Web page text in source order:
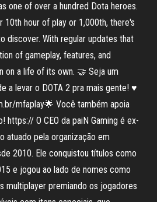
one of over a hundred Dota heroes.
10th hour of play or 1,000th, there's
discover. With regular updates that
of gameplay, features, and
on a life of its own. 🤝 Seja um
a levar o DOTA 2 pra mais gente! ♥
mfaplay🌟 Você também apoia
https:// O CEO da paiN Gaming é ex-
atuado pela organização em
2010. Ele conquistou títulos como
e jogou ao lado de nomes como
multiplayer premiando os jogadores